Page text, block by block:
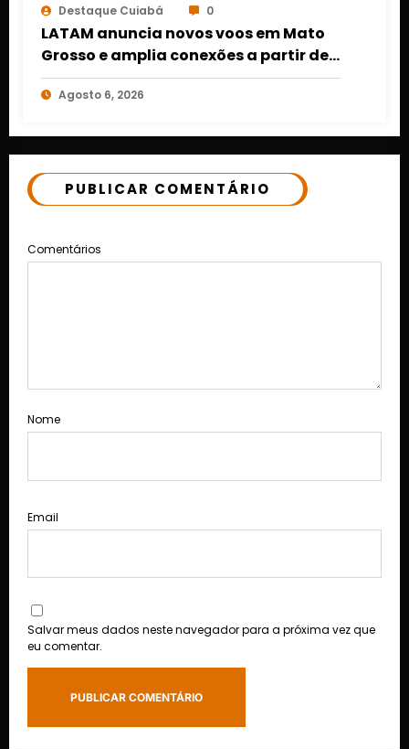
Destaque Cuiabá 0
LATAM anuncia novos voos em Mato
Grosso e amplia conexões a partir de
Cuiabá e Rondonópolis
Agosto 6, 2026
PUBLICAR COMENTÁRIO
Comentários
Nome
Email
Salvar meus dados neste navegador para a próxima vez que
eu comentar.